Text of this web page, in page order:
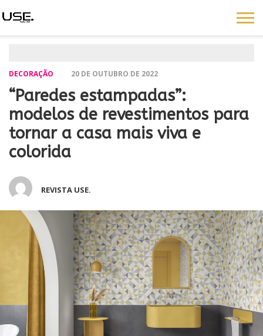
DECORAÇÃO 20 DE OUTUBRO DE 2022
“Paredes estampadas”:
modelos de revestimentos para
tornar a casa mais viva e
colorida
REVISTA USE.